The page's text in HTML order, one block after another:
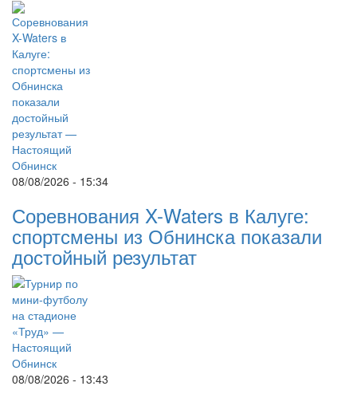
08/08/2026 - 15:34
Соревнования X-Waters в Калуге:
спортсмены из Обнинска показали
достойный результат
08/08/2026 - 13:43